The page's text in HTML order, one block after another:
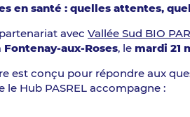
en santé : quelles attentes,
avec Vallée Sud BIO
Fontenay-aux-Roses, le mardi 21
est conçu pour répondre aux
Hub PASREL accompagne :